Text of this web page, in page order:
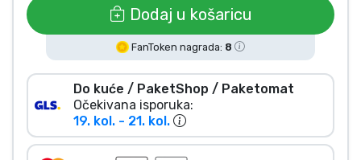
Dodaj u košaricu
FanToken nagrada: 8
Do kuće / PaketShop / Paketomat
Očekivana isporuka:
19. kol. - 21. kol.
Marke